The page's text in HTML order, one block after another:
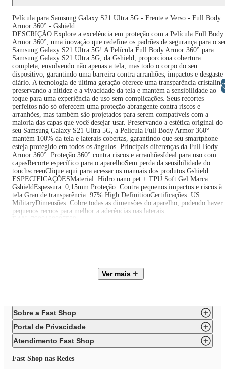
Película para Samsung Galaxy S21 Ultra 5G - Frente e Verso - Full Body
Armor 360° - Gshield
DESCRIÇÃO Explore a excelência em proteção com a Película Full Body
Armor 360°, uma inovação que redefine os padrões de segurança para o
Samsung Galaxy S21 Ultra 5G! A Película Full Body Armor 360° para
Samsung Galaxy S21 Ultra 5G, da Gshield, proporciona cobertura
completa, envolvendo não apenas a tela, mas todo o corpo do seu
dispositivo, garantindo uma barreira contra arranhões, impactos e desgaste
diário. A tecnologia de última geração oferece uma transparência cristalina,
preservando a nitidez e a vivacidade da tela e mantém a sensibilidade ao
toque para uma experiência de uso sem complicações. Seus recortes
perfeitos não só oferecem uma proteção abrangente contra riscos e
arranhões, mas também são projetados para serem compatíveis com a
maioria das capas que você desejar usar. Preservando a estética original do
seu Samsung Galaxy S21 Ultra 5G, a Película Full Body Armor 360°
mantém 100% da tela e laterais cobertas, garantindo que seu smartphone
esteja protegido em todos os ângulos. Principais diferenças da Full Body
Armor 360°: Proteção 360° contra riscos e arranhõesIdeal para uso com
capasRecorte específico para o aparelhoSem perda da sensibilidade do
touchscreenClique aqui para acessar os manuais dos produtos Gshield.
ESPECIFICAÇÕESMaterial: Hidro nano pet + TPU Soft Gel Marca:
GshieldEspessura: 0,15mm Proteção: Contra pequenos impactos e riscos à
tela Grau de transparência: 97% High DefinitionCertificações: US
MilitaryDimensões: Cobre todas as dimensões do aparelho, podendo haver
pequenos recuos para melhor a aderências nas laterais.
Ver mais
Sobre a Fast Shop
Portal de Privacidade
Atendimento Fast Shop
Fast Shop nas Redes
Libras